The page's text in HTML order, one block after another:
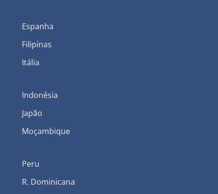
Espanha
Filipinas
Itália
Indonésia
Japão
Moçambique
Peru
R. Dominicana